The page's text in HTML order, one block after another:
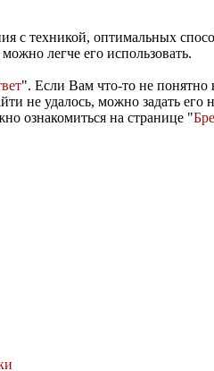
с техникой, оптимальных
легче его использовать.
". Если Вам что-то не понятно
не удалось, можно задать
ознакомиться на странице "